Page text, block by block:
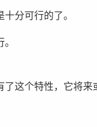
分可行的了。
这个特性，它将